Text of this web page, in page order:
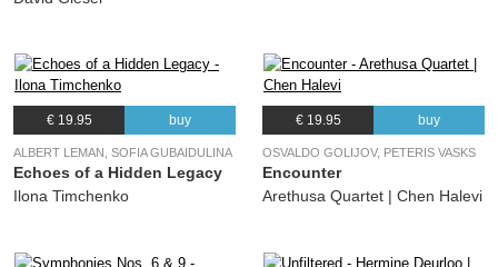
€ 19.95 buy
ALBERT LEMAN, SOFIA GUBAIDULINA
Echoes of a Hidden Legacy
Ilona Timchenko
€ 19.95 buy
OSVALDO GOLIJOV, PETERIS VASKS
Encounter
Arethusa Quartet | Chen Halevi